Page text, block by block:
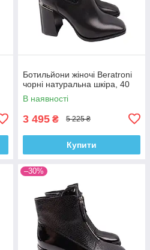
Ботильйони жіночі Beratroni
чорні натуральна шкіра, 40
В наявності
3 495 ₴ 5 225 ₴
Купити
–30%